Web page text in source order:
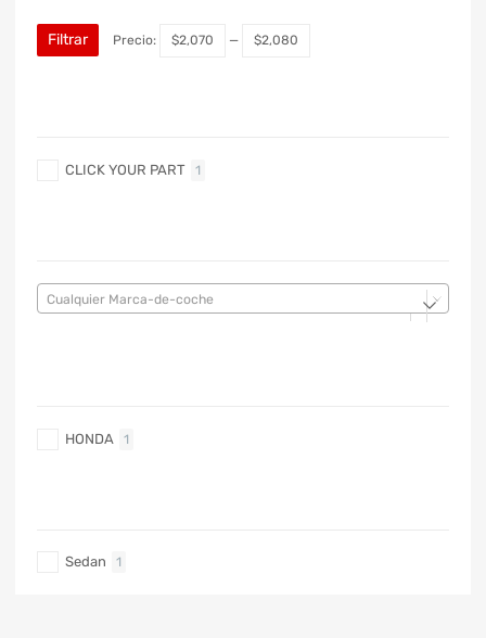
Filtrar Precio: $2,070 — $2,080
CLICK YOUR PART 1
Cualquier Marca-de-coche
HONDA 1
Sedan 1